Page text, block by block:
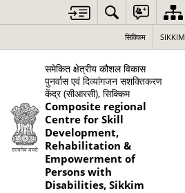
सिक्किम SIKKIM
समेकित क्षेत्रीय कौशल विकास
पुनर्वास एवं दिव्यांगजन सशक्तिकरण
केंद्र (सीआरसी), सिक्किम
Composite regional
Centre for Skill
Development,
Rehabilitation &
Empowerment of
Persons with
Disabilities, Sikkim